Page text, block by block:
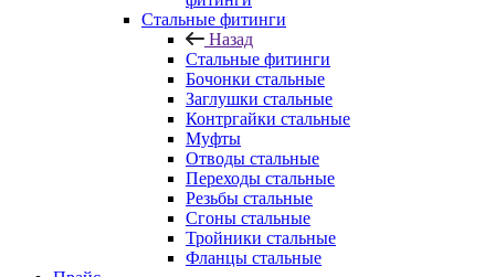
Стальные фитинги
Назад
Стальные фитинги
Бочонки стальные
Заглушки стальные
Контргайки стальные
Муфты
Отводы стальные
Переходы стальные
Резьбы стальные
Сгоны стальные
Тройники стальные
Фланцы стальные